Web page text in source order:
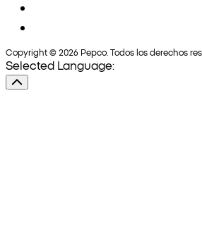
Copyright © 2026 Pepco. Todos los derechos
Selected Language: